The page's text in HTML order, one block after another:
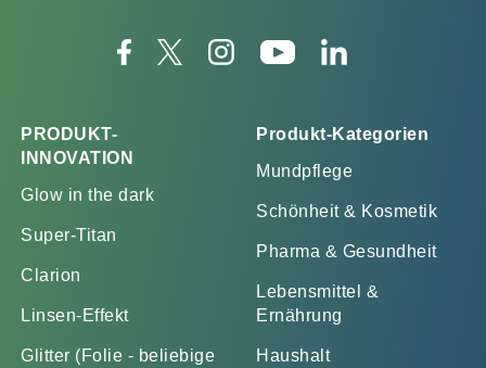
PRODUKT-
INNOVATION
Glow in the dark
Super-Titan
Clarion
Linsen-Effekt
Glitter (Folie - beliebige
Produkt-Kategorien
Mundpflege
Schönheit & Kosmetik
Pharma & Gesundheit
Lebensmittel &
Ernährung
Haushalt